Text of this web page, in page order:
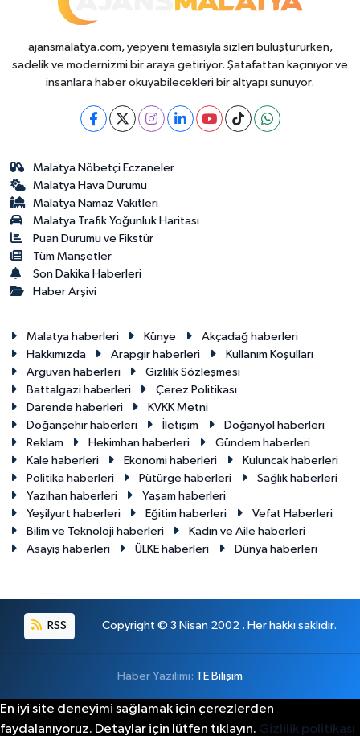
ajansmalatya.com, yepyeni temasıyla sizleri buluştururken,
sadelik ve modernizmi bir araya getiriyor. Şatafattan kaçınıyor ve
insanlara haber okuyabilecekleri bir altyapı sunuyor.
Malatya Nöbetçi Eczaneler
Malatya Hava Durumu
Malatya Namaz Vakitleri
Malatya Trafik Yoğunluk Haritası
Puan Durumu ve Fikstür
Tüm Manşetler
Son Dakika Haberleri
Haber Arşivi
Malatya haberleri Künye
Akçadağ haberleri
Hakkımızda
Arapgir haberleri
Kullanım Koşulları
Arguvan haberleri
Gizlilik Sözleşmesi
Battalgazi haberleri
Çerez Politikası
Darende haberleri
KVKK Metni
Doğanşehir haberleri
İletişim
Doğanyol haberleri
Reklam
Hekimhan haberleri
Gündem haberleri
Kale haberleri
Ekonomi haberleri
Kuluncak haberleri
Politika haberleri
Pütürge haberleri
Sağlık haberleri
Yazıhan haberleri
Yaşam haberleri
Yeşilyurt haberleri
Eğitim haberleri
Vefat Haberleri
Bilim ve Teknoloji haberleri
Kadın ve Aile haberleri
Asayiş haberleri
ÜLKE haberleri Dünya haberleri
RSS Copyright © 3 Nisan 2002 . Her hakkı saklıdır.
Haber Yazılımı: TE Bilişim
En iyi site deneyimi sağlamak için çerezlerden
faydalanıyoruz. Detaylar için lütfen tıklayın. Gizlilik politikası